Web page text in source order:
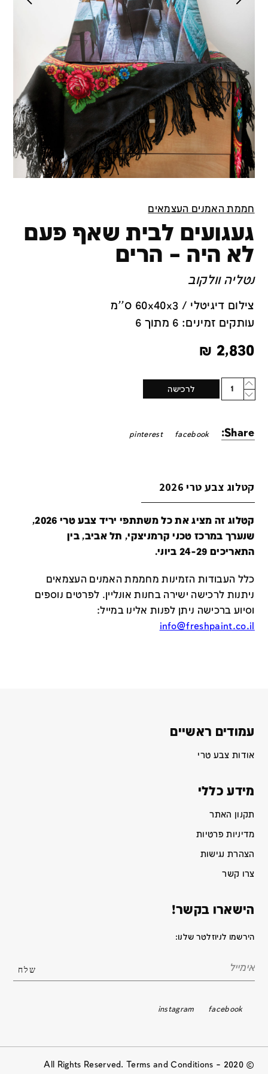
חממת האמנים העצמאים
געגועים לבית שאף פעם
לא היה – הרים
נטליה וולקוב
צילום דיגיטלי / 60x40x3 ס''מ
עותקים זמינים: 6 מתוך 6
2,830
₪
Quantity
לרכישה
Share:
facebook
pinterest
קטלוג צבע טרי 2026
קטלוג זה מציג את כל משתתפי יריד צבע טרי 2026,
שנערך במרכז טכני קרמניצקי, תל אביב, בין
התאריכים 24-29 ביוני.
כלל העבודות הזמינות מחממת האמנים העצמאים
ניתנות לרכישה ישירה בחנות אונליין. לפרטים נוספים
וסיוע ברכישה ניתן לפנות אלינו במייל:
info@freshpaint.co.il
עמודים ראשיים
אודות צבע טרי
מידע כללי
תקנון האתר
מדיניות פרטיות
הצהרת נגישות
צרו קשר
הישארו בקשר!
הירשמו לניוזלטר שלנו:
facebook
instagram
© 2020 All Rights Reserved. Terms and Conditions –